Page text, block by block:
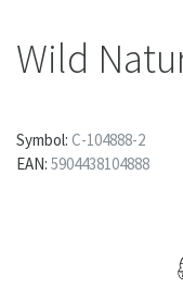
Wild
Symbol: C-104888-2
EAN: 5904438104888